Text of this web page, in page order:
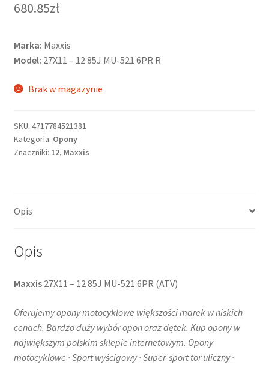
680.85zł
Marka: Maxxis
Model: 27X11 – 12 85J MU-521 6PR R
Brak w magazynie
SKU: 4717784521381
Kategoria: Opony
Znaczniki: 12, Maxxis
Opis
Opis
Maxxis27X11 – 12 85J MU-521 6PR (ATV)
Oferujemy opony motocyklowe większości marek w niskich
cenach. Bardzo duży wybór opon oraz dętek. Kup opony w
największym polskim sklepie internetowym. Opony
motocyklowe · Sport wyścigowy · Super-sport tor uliczny ·